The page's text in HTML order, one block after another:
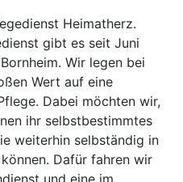
Heimatherz.
gibt es seit Juni
Wir legen bei
Wert auf eine
Dabei möchten wir,
ihr selbstbestimmtes
weiterhin selbständig in
Dafür fahren wir
und eine im